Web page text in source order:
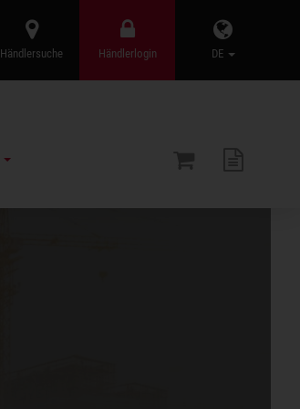
DE
Händlerlogin
Händlersuche